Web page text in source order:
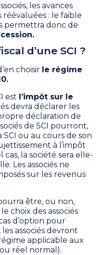
les avances
réévaluées : le faible
permettra donc de
d’une SCI ?
choisir le régime
est l’impôt sur le
devra déclarer les
déclaration de
de SCI pourront,
ou au cours de son
à l’impôt
cas, la société sera elle-
Les associés ne
sur les revenus
être, ou non,
choix des associés
d’option pour
les associés devront
applicable aux
réel normal).